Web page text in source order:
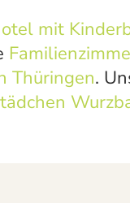
mit
Thüringen.